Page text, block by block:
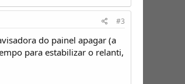
#3
do painel apagar (a
para estabilizar o relanti,